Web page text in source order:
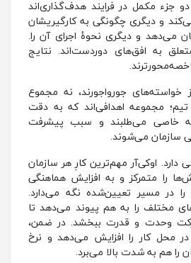
جزء مکمل در فرایند هدف‌گذاری‌اند
و دیگری چگونگی به کارگیریشان
می‌دهد و دیگری نحوۀ اجرای آن را.
به افق‌های دوردست‌اند. نتایج
خواسته‌های جورواجورند، نه مجموع
مجموعه اهدافی‌اند که به دقت
خاصی می‌طلبند و سبب پیشرفت
سازمان می‌شوند.
او‌کی‌آر مهم‌ترین کارِ هر سازمان
را متمرکز و به افزایش هماهنگی
در مسیر تعیین‌شده نگه می‌دارد.
را به هم پیوند می‌دهد تا
وحدت و قدرت ببخشد. در ضمن،
در محل کار را افزایش می‌دهد و نرخ
را هم به شدت بالا می‌برد.